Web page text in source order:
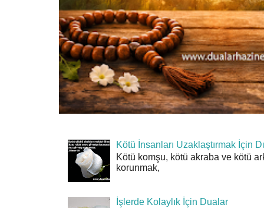
Kötü İnsanları Uzaklaştırmak İçin
Kötü komşu, kötü akraba ve kötü
korunmak,
İşlerde Kolaylık İçin Dualar